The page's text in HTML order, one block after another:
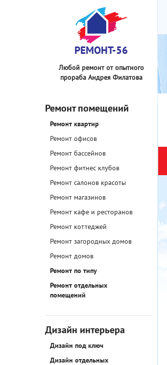
РЕМОНТ-56
Любой ремонт от опытного
прораба Андрея Филатова
Ремонт помещений
Ремонт квартир
Ремонт офисов
Ремонт бассейнов
Ремонт фитнес клубов
Ремонт салонов красоты
Ремонт магазинов
Ремонт кафе и ресторанов
Ремонт коттеджей
Ремонт загородных домов
Ремонт домов
Ремонт по типу
Ремонт отдельных
помещений
Дизайн интерьера
Дизайн под ключ
Дизайн отдельных